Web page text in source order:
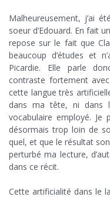
Malheureusement, j’ai
soeur d’Edouard. En fait
repose sur le fait que
beaucoup d’études et
Picardie. Elle parle
contraste fortement avec
cette langue très
dans ma tête, ni dans
vocabulaire employé. Je
désormais trop loin de
quel, et que le résultat
perturbé ma lecture,
dans ce récit.
Cette artificialité dans le